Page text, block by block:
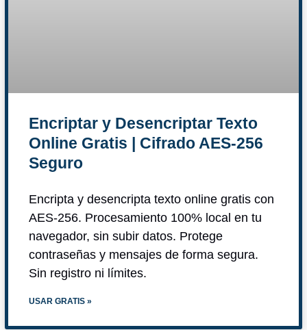
Encriptar y Desencriptar Texto
Online Gratis | Cifrado AES-256
Seguro
Encripta y desencripta texto online gratis con
AES-256. Procesamiento 100% local en tu
navegador, sin subir datos. Protege
contraseñas y mensajes de forma segura.
Sin registro ni límites.
USAR GRATIS »